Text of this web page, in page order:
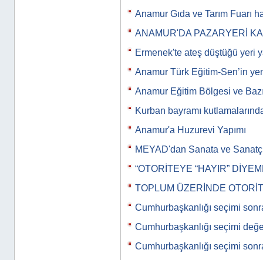
Anamur Gıda ve Tarım Fuarı
ANAMUR'DA PAZARYERİ
Ermenek'te ateş düştüğü yeri
Anamur Türk Eğitim-Sen’in
Anamur Eğitim Bölgesi ve
Kurban bayramı
Anamur'a Huzurevi Yapımı
MEYAD'dan Sanata ve
“OTORİTEYE “HAYIR”
TOPLUM ÜZERİNDE
Cumhurbaşkanlığı seçimi
Cumhurbaşkanlığı seçimi
Cumhurbaşkanlığı seçimi